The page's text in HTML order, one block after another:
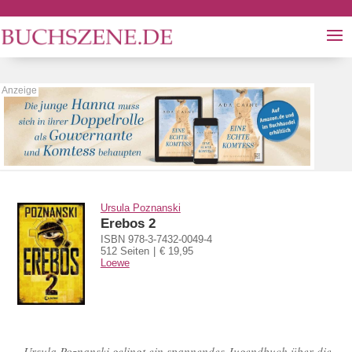
Ursula Poznanski
Erebos 2
ISBN 978-3-7432-0049-4
512 Seiten
€ 19,95
Loewe